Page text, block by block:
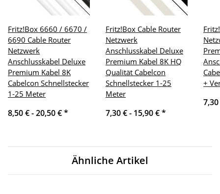
Fritz!Box 6660 / 6670 /
6690 Cable Router
Netzwerk
Anschlusskabel Deluxe
Premium Kabel 8K
Cabelcon Schnellstecker
1-25 Meter
8,50 € -20,50 €*
Fritz!Box Cable Router
Netzwerk
Anschlusskabel Deluxe
Premium Kabel 8K HQ
Qualität Cabelcon
Schnellstecker 1-25
Meter
7,30 € - 15,90 €*
+
Ähnliche Artikel